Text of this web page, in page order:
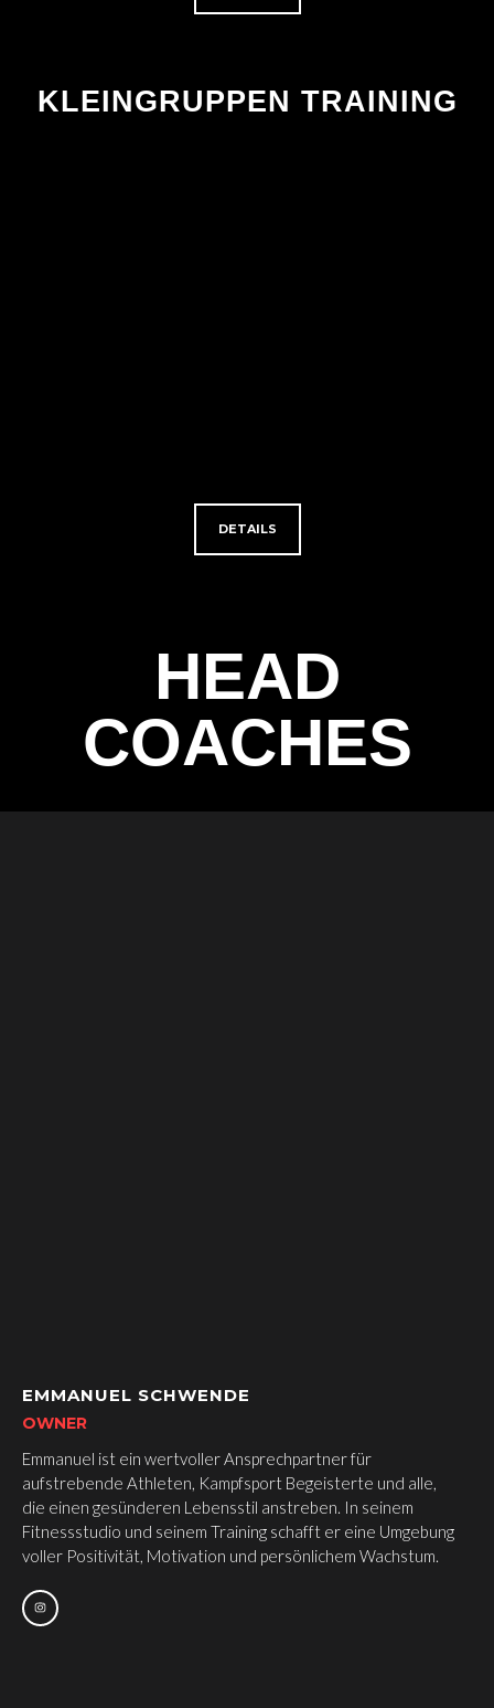
KLEINGRUPPEN TRAINING
DETAILS
HEAD
COACHES
EMMANUEL SCHWENDE
OWNER
Emmanuel ist ein wertvoller Ansprechpartner für
aufstrebende Athleten, Kampfsport Begeisterte und alle,
die einen gesünderen Lebensstil anstreben. In seinem
Fitnessstudio und seinem Training schafft er eine Umgebung
voller Positivität, Motivation und persönlichem Wachstum.